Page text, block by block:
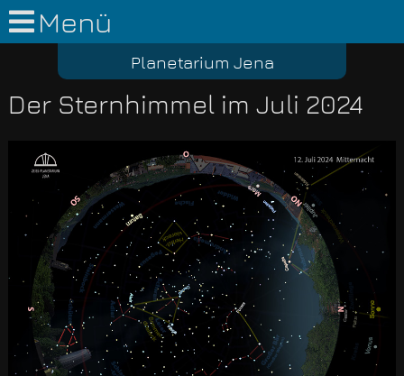
Menü
Planetarium Jena
Der Sternhimmel im Juli 2024